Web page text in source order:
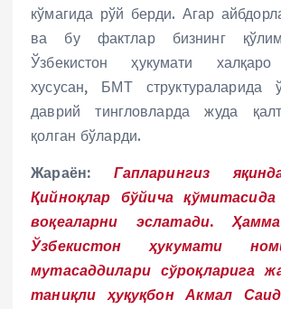
кўмагида рўй берди. Агар
ва бу фактлар бизнинг
Ўзбекистон ҳукумати
хусусан, БМТ структураларида
даврий тингловларда жуда
қолган бўларди.
Жараён: Гапларингиз
Қийноқлар бўйича қўмитасида
воқеаларни эслатади.
Ўзбекистон ҳукумати
мутасаддилари сўроқларига
таниқли ҳуқуқбон Акмал